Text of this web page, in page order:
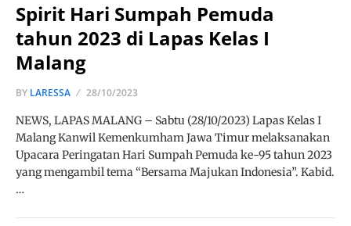
Spirit Hari Sumpah Pemuda
tahun 2023 di Lapas Kelas I
Malang
BY LARESSA 28/10/2023
NEWS, LAPAS MALANG – Sabtu (28/10/2023) Lapas Kelas I
Malang Kanwil Kemenkumham Jawa Timur melaksanakan
Upacara Peringatan Hari Sumpah Pemuda ke-95 tahun 2023
yang mengambil tema “Bersama Majukan Indonesia”. Kabid.
…